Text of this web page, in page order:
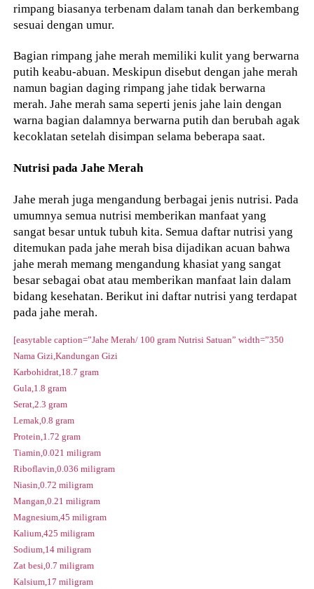
rimpang biasanya terbenam dalam tanah dan berkembang
sesuai dengan umur.
Bagian rimpang jahe merah memiliki kulit yang berwarna
putih keabu-abuan. Meskipun disebut dengan jahe merah
namun bagian daging rimpang jahe tidak berwarna
merah. Jahe merah sama seperti jenis jahe lain dengan
warna bagian dalamnya berwarna putih dan berubah agak
kecoklatan setelah disimpan selama beberapa saat.
Nutrisi pada Jahe Merah
Jahe merah juga mengandung berbagai jenis nutrisi. Pada
umumnya semua nutrisi memberikan manfaat yang
sangat besar untuk tubuh kita. Semua daftar nutrisi yang
ditemukan pada jahe merah bisa dijadikan acuan bahwa
jahe merah memang mengandung khasiat yang sangat
besar sebagai obat atau memberikan manfaat lain dalam
bidang kesehatan. Berikut ini daftar nutrisi yang terdapat
pada jahe merah.
[easytable caption=”Jahe Merah/ 100 gram Nutrisi Satuan” width=”350
Nama Gizi,Kandungan Gizi
Karbohidrat,18.7 gram
Gula,1.8 gram
Serat,2.3 gram
Lemak,0.8 gram
Protein,1.72 gram
Tiamin,0.021 miligram
Riboflavin,0.036 miligram
Niasin,0.72 miligram
Mangan,0.21 miligram
Magnesium,45 miligram
Kalium,425 miligram
Sodium,14 miligram
Zat besi,0.7 miligram
Kalsium,17 miligram